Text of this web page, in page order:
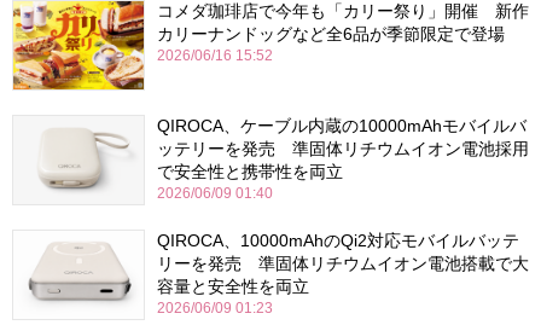
コメダ珈琲店で今年も「カリー祭り」開催 新作
カリーナンドッグなど全6品が季節限定で登場
2026/06/16 15:52
QIROCA、ケーブル内蔵の10000mAhモバイルバ
ッテリーを発売 準固体リチウムイオン電池採用
で安全性と携帯性を両立
2026/06/09 01:40
QIROCA、10000mAhのQi2対応モバイルバッテ
リーを発売 準固体リチウムイオン電池搭載で大
容量と安全性を両立
2026/06/09 01:23